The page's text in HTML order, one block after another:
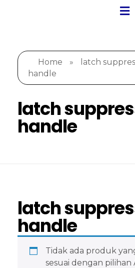
Home »
latch
handle
latch
handle
latch
handle
Tidak ada produk
sesuai dengan pilihan